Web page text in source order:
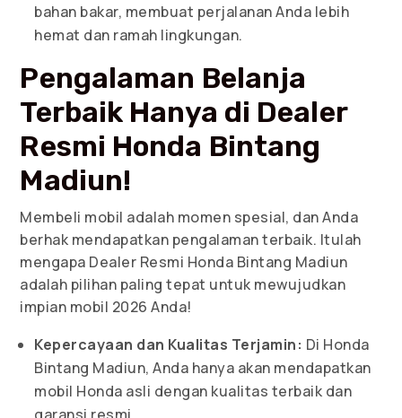
bahan bakar, membuat perjalanan Anda lebih
hemat dan ramah lingkungan.
Pengalaman Belanja
Terbaik Hanya di Dealer
Resmi Honda Bintang
Madiun!
Membeli mobil adalah momen spesial, dan Anda
berhak mendapatkan pengalaman terbaik. Itulah
mengapa Dealer Resmi Honda Bintang Madiun
adalah pilihan paling tepat untuk mewujudkan
impian mobil 2026 Anda!
Kepercayaan dan Kualitas Terjamin: Di Honda
Bintang Madiun, Anda hanya akan mendapatkan
mobil Honda asli dengan kualitas terbaik dan
garansi resmi.